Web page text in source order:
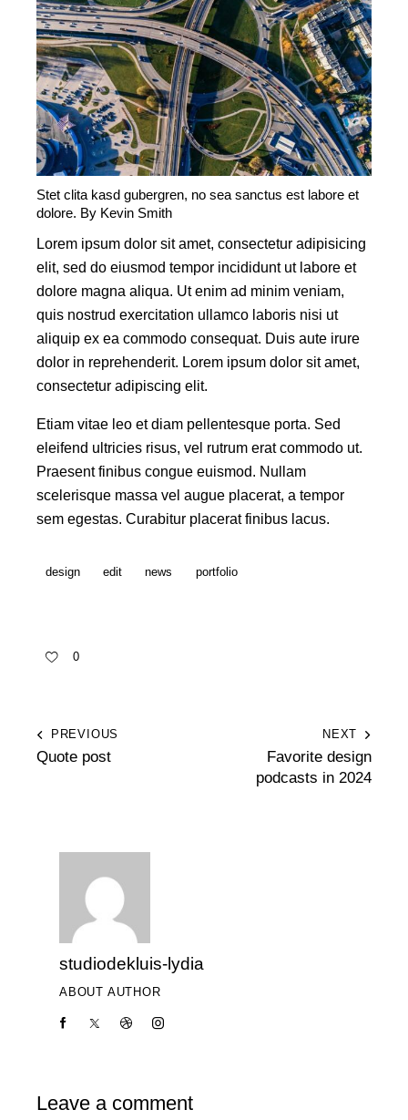
Stet clita kasd gubergren, no sea sanctus est labore et
dolore. By Kevin Smith
Lorem ipsum dolor sit amet, consectetur adipisicing
elit, sed do eiusmod tempor incididunt ut labore et
dolore magna aliqua. Ut enim ad minim veniam,
quis nostrud exercitation ullamco laboris nisi ut
aliquip ex ea commodo consequat. Duis aute irure
dolor in reprehenderit. Lorem ipsum dolor sit amet,
consectetur adipiscing elit.
Etiam vitae leo et diam pellentesque porta. Sed
eleifend ultricies risus, vel rutrum erat commodo ut.
Praesent finibus congue euismod. Nullam
scelerisque massa vel augue placerat, a tempor
sem egestas. Curabitur placerat finibus lacus.
design edit news portfolio
0
PREVIOUS
Quote post
NEXT
Favorite design
podcasts in 2024
studiodekluis-lydia
ABOUT AUTHOR
Leave a comment